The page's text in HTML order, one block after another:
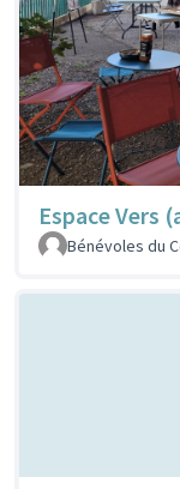
Espace Vers
Bénévoles du